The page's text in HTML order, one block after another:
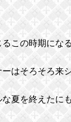
この時期にな
はそろそろ来
夏を終えたに